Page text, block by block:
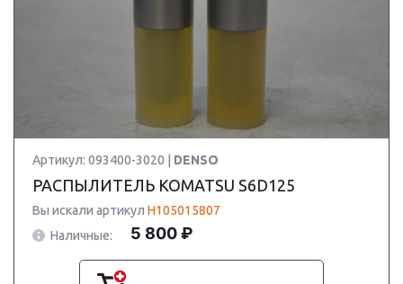
Артикул: 093400-3020 | DENSO
РАСПЫЛИТЕЛЬ KOMATSU S6D125
Вы искали артикул H105015807
Наличные:
5 800 ₽